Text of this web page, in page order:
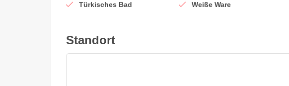
Türkisches Bad Weiße Ware
Standort